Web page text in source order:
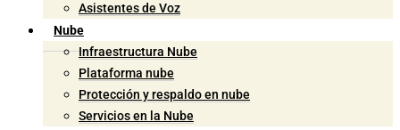
Asistentes de Voz
Nube
Infraestructura Nube
Plataforma nube
Protección y respaldo en nube
Servicios en la Nube